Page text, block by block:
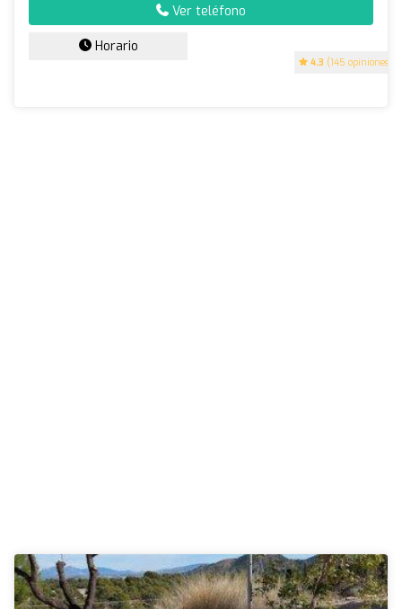
4.3 (145 opiniones)
Ver teléfono
Horario